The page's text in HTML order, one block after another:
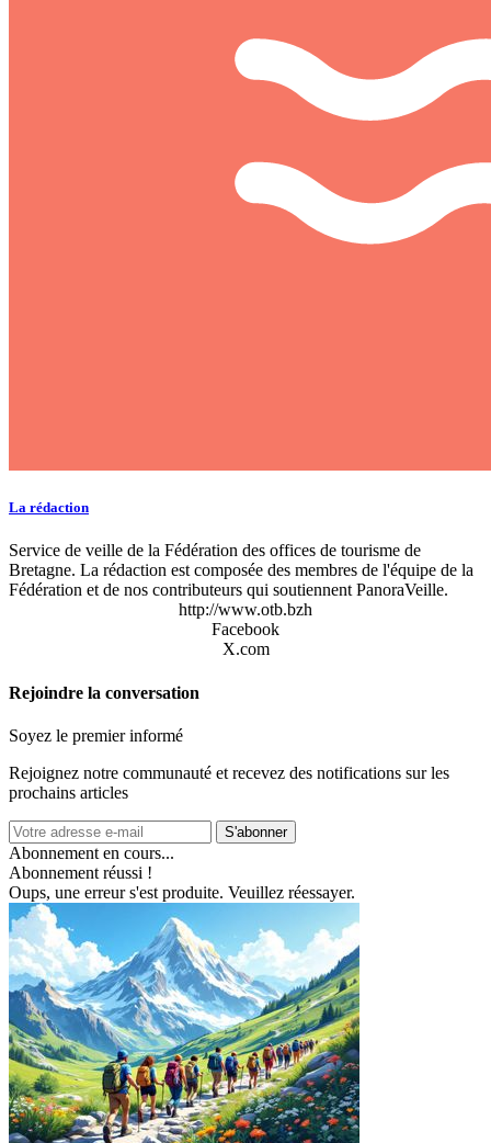
La rédaction
Service de veille de la Fédération des offices de tourisme de
Bretagne. La rédaction est composée des membres de l'équipe de la
Fédération et de nos contributeurs qui soutiennent PanoraVeille.
http://www.otb.bzh
Facebook
X.com
Rejoindre la conversation
Soyez le premier informé
Rejoignez notre communauté et recevez des notifications sur les
prochains articles
S'abonner
Abonnement en cours...
Abonnement réussi !
Oups, une erreur s'est produite. Veuillez réessayer.